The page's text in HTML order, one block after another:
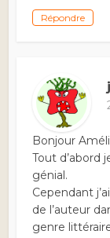
Répondre
Bonjour
Tout d’abord
génial.
Cependant
de l’auteur
genre